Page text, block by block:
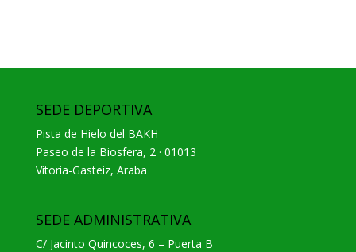
SEDE DEPORTIVA
Pista de Hielo del BAKH
Paseo de la Biosfera, 2 · 01013
Vitoria-Gasteiz, Araba
SEDE ADMINISTRATIVA
C/ Jacinto Quincoces, 6 – Puerta B